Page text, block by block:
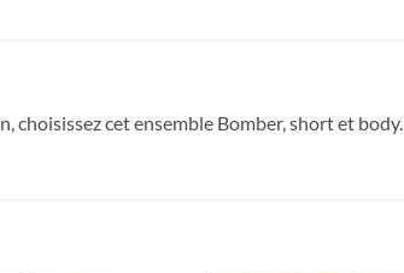
cet ensemble Bomber, short et body.